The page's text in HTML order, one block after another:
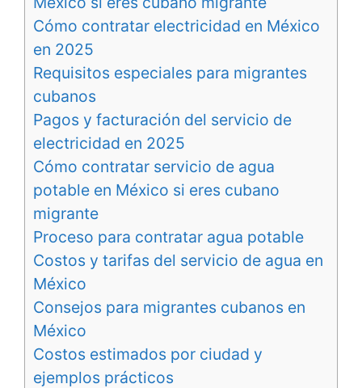
Cómo contratar electricidad en México
en 2025
Requisitos especiales para migrantes
cubanos
Pagos y facturación del servicio de
electricidad en 2025
Cómo contratar servicio de agua
potable en México si eres cubano
migrante
Proceso para contratar agua potable
Costos y tarifas del servicio de agua en
México
Consejos para migrantes cubanos en
México
Costos estimados por ciudad y
ejemplos prácticos